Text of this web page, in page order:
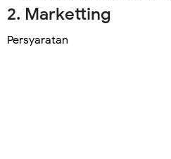
2. Marketting
Persyaratan